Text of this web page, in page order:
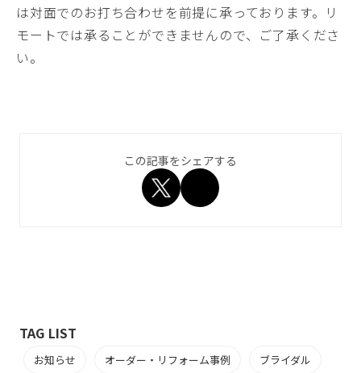
は対面でのお打ち合わせを前提に承っております。リ
モートでは承ることができませんので、ご了承くださ
い。
この記事をシェアする
TAG LIST
お知らせ オーダー・リフォーム事例 ブライダル